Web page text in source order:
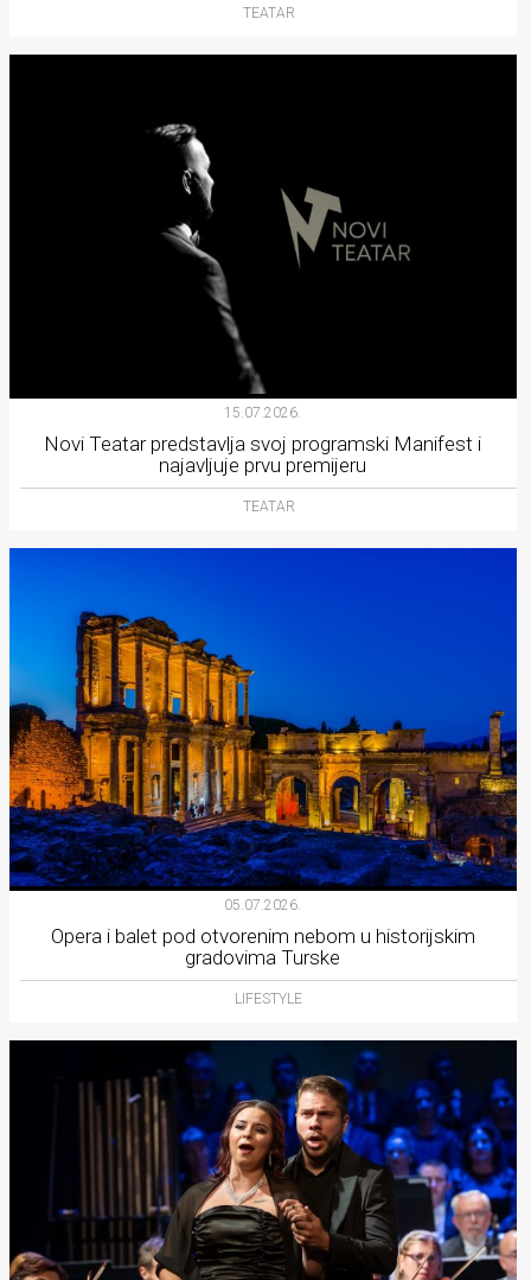
TEATAR
15.07.2026.
Novi Teatar predstavlja svoj programski Manifest i
najavljuje prvu premijeru
TEATAR
05.07.2026.
Opera i balet pod otvorenim nebom u historijskim
gradovima Turske
LIFESTYLE